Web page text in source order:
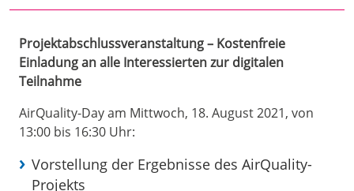
Projektabschlussveranstaltung – Kostenfreie
Einladung an alle Interessierten zur digitalen
Teilnahme
AirQuality-Day am Mittwoch, 18. August 2021, von
13:00 bis 16:30 Uhr:
Vorstellung der Ergebnisse des AirQuality-
Projekts